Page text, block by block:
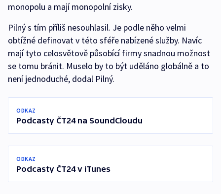
monopolu a mají monopolní zisky.
Pilný s tím příliš nesouhlasil. Je podle něho velmi
obtížné definovat v této sféře nabízené služby. Navíc
mají tyto celosvětově působící firmy snadnou možnost
se tomu bránit. Muselo by to být uděláno globálně a to
není jednoduché, dodal Pilný.
ODKAZ
Podcasty ČT24 na SoundCloudu
ODKAZ
Podcasty ČT24 v iTunes